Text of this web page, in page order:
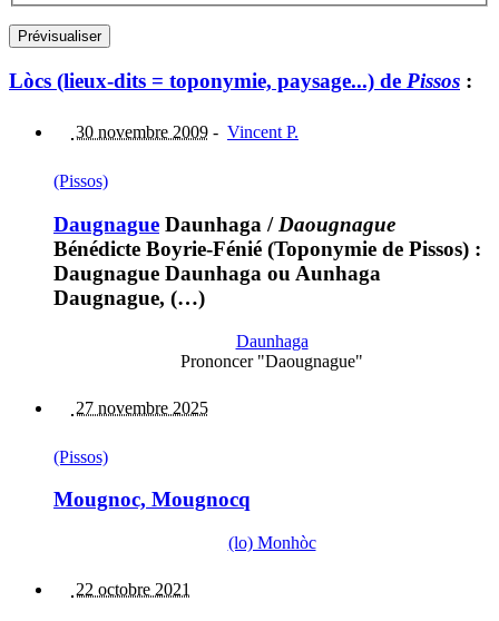
Lòcs (lieux-dits = toponymie, paysage...) de Pissos :
30 novembre 2009 - Vincent P.
(Pissos)
Daugnague Daunhaga / Daougnague
Bénédicte Boyrie-Fénié (Toponymie de Pissos) :
Daugnague Daunhaga ou Aunhaga
Daugnague, (…)
Daunhaga
Prononcer "Daougnague"
27 novembre 2025
(Pissos)
Mougnoc, Mougnocq
(lo) Monhòc
22 octobre 2021